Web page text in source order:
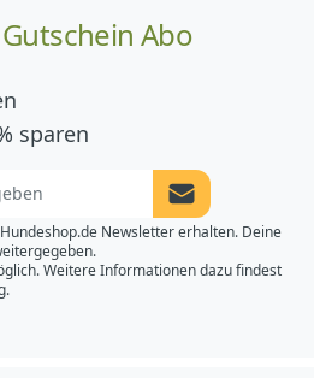
Abo
sparen
Newsletter
Newsletter erhalten. Deine
Weitere Informationen dazu findest